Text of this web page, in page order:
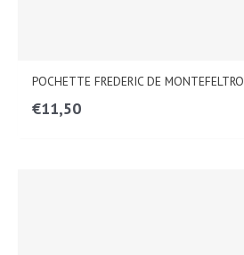
POCHETTE FREDERIC DE MONTEFELTRO
€11,50